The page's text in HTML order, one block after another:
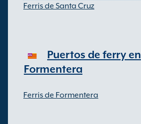
Ferris de Santa Cruz
Puertos de ferry en
Formentera
Ferris de Formentera